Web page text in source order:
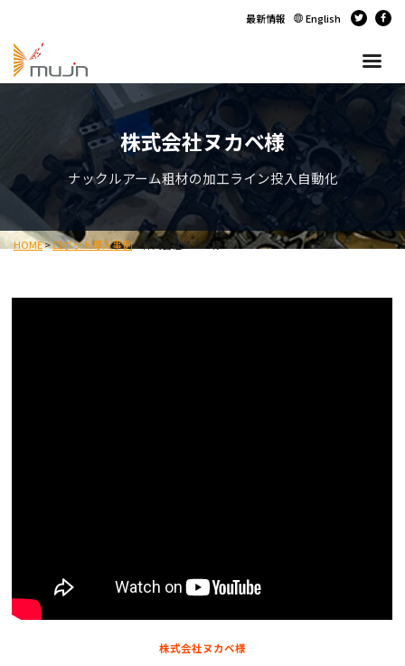
最新情報 English
株式会社ヌカベ様
ナックルアーム粗材の加工ライン投入自動化
HOME>ロボット導入事例> 株式会社ヌカベ様
株式会社ヌカベ様